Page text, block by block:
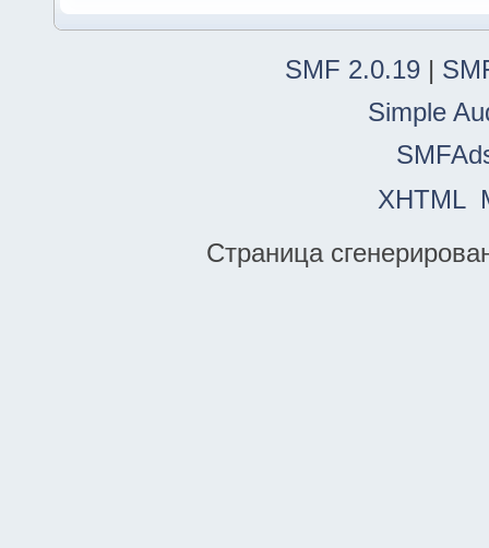
SMF 2.0.19 |
Simple
XHTML
Страница